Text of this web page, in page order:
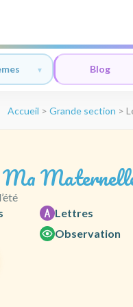
Blog
Accueil > Grande section >
Ma
Lettres
Observation